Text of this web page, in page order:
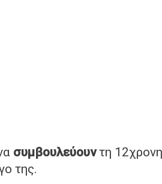
συμβουλεύουντη
της.